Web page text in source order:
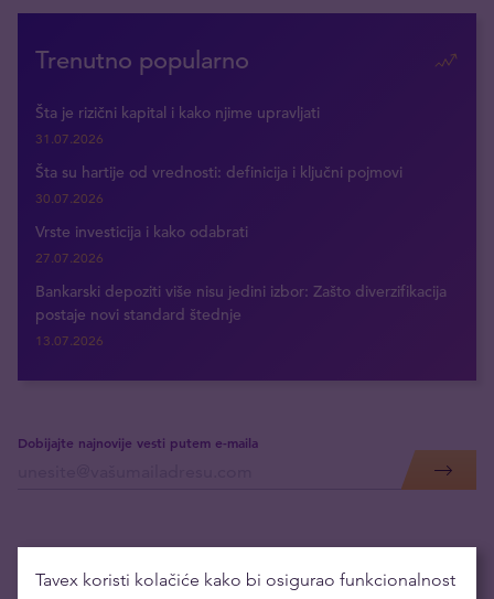
Trenutno popularno
Šta je rizični kapital i kako njime upravljati
31.07.2026
Šta su hartije od vrednosti: definicija i ključni pojmovi
30.07.2026
Vrste investicija i kako odabrati
27.07.2026
Bankarski depoziti više nisu jedini izbor: Zašto diverzifikacija
postaje novi standard štednje
13.07.2026
Dobijajte najnovije vesti putem e-maila
Tavex koristi kolačiće kako bi osigurao funkcionalnost